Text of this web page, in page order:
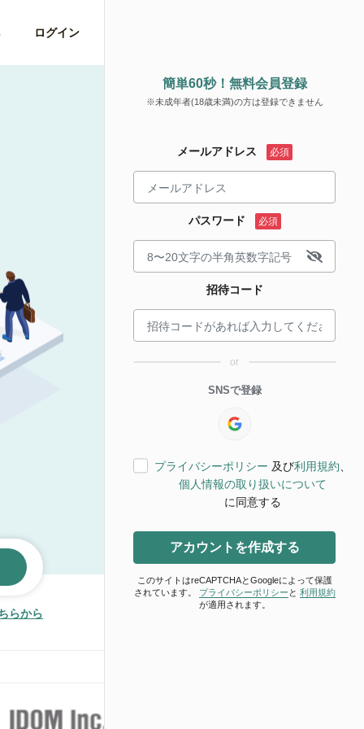
ログイン
簡単60秒！無料会員登録
※未成年者(18歳未満)の方は登録できません
メールアドレス
パスワード
招待コード
or
SNSで登録
プライバシーポリシー 及び利用規約
個人情報の取り扱いについて
に同意する
アカウントを作成する
このサイトはreCAPTCHAとGoogleによって保護
されています。
プライバシーポリシー と 利用規約
が適用されます。
らから